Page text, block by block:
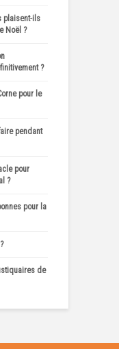
plaisent-ils
Noël ?
?
pour le
pendant
pour
?
pour la
de